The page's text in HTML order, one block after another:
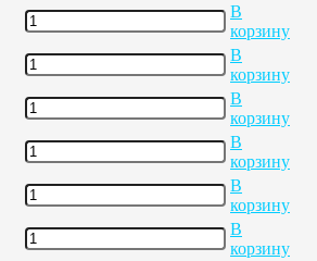
В
корзину
В
корзину
В
корзину
В
корзину
В
корзину
В
корзину